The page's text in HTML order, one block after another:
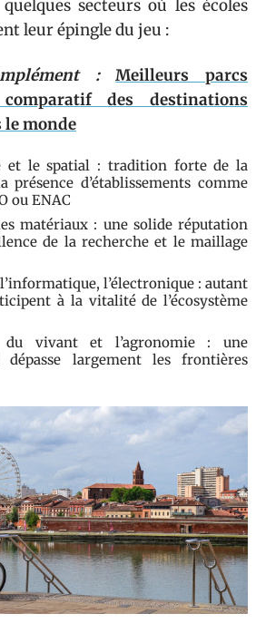
secteurs où les écoles
leur épingle du jeu :
:
Meilleurs parcs
des destinations
le monde
et le spatial : tradition forte de la
présence d’établissements comme
ou ENAC
matériaux : une solide réputation
de la recherche et le maillage
l’électronique : autant
à la vitalité de l’écosystème
du vivant et l’agronomie : une
largement les frontières